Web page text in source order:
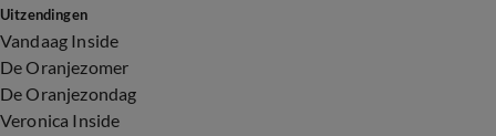
Uitzendingen
Vandaag Inside
De Oranjezomer
De Oranjezondag
Veronica Inside